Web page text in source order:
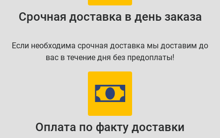
Срочная доставка в день заказа
Если необходима срочная доставка мы доставим до
вас в течение дня без предоплаты!
Оплата по факту доставки